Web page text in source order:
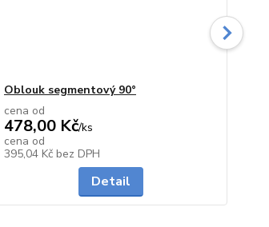
Oblouk segmentový 90°
cena od
478,00 Kč/ks
cena od
395,04 Kč bez DPH
Detail